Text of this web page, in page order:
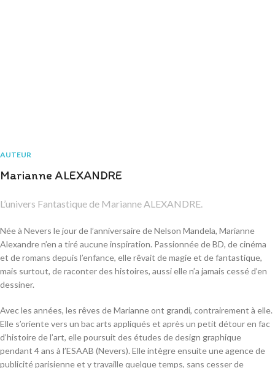
AUTEUR
Marianne ALEXANDRE
L’univers Fantastique de Marianne ALEXANDRE.
Née à Nevers le jour de l’anniversaire de Nelson Mandela, Marianne
Alexandre n’en a tiré aucune inspiration. Passionnée de BD, de cinéma
et de romans depuis l’enfance, elle rêvait de magie et de fantastique,
mais surtout, de raconter des histoires, aussi elle n’a jamais cessé d’en
dessiner.
Avec les années, les rêves de Marianne ont grandi, contrairement à elle.
Elle s’oriente vers un bac arts appliqués et après un petit détour en fac
d’histoire de l’art, elle poursuit des études de design graphique
pendant 4 ans à l’ESAAB (Nevers). Elle intègre ensuite une agence de
publicité parisienne et y travaille quelque temps, sans cesser de